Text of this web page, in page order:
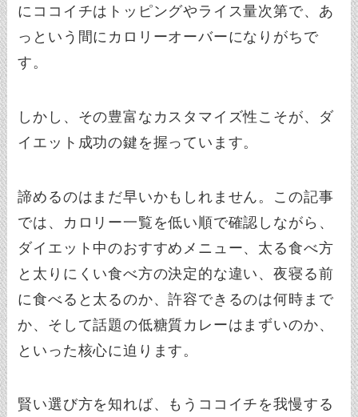
にココイチはトッピングやライス量次第で、あ
っという間にカロリーオーバーになりがちで
す。
しかし、その豊富なカスタマイズ性こそが、ダ
イエット成功の鍵を握っています。
諦めるのはまだ早いかもしれません。この記事
では、カロリー一覧を低い順で確認しながら、
ダイエット中のおすすめメニュー、太る食べ方
と太りにくい食べ方の決定的な違い、夜寝る前
に食べると太るのか、許容できるのは何時まで
か、そして話題の低糖質カレーはまずいのか、
といった核心に迫ります。
賢い選び方を知れば、もうココイチを我慢する